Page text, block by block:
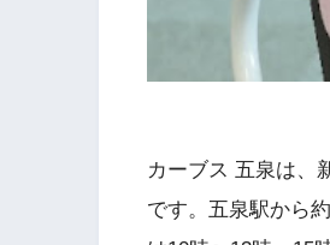
カーブス 五泉は、
です。五泉駅から